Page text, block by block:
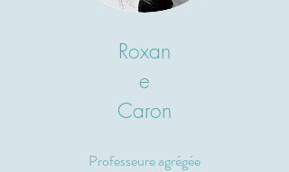
Roxan
e
Caron
Professeure agrégée